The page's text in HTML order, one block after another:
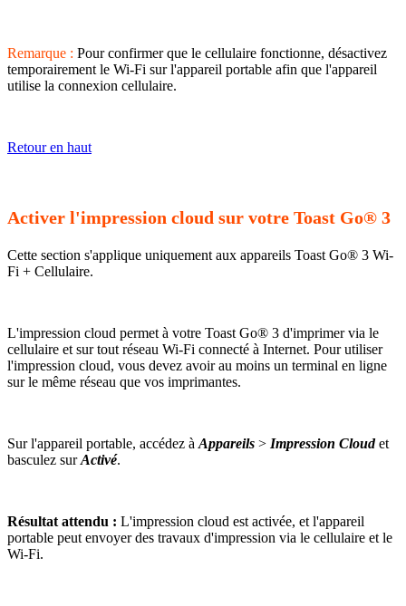
Remarque : Pour confirmer que le cellulaire fonctionne, désactivez
temporairement le Wi-Fi sur l'appareil portable afin que l'appareil
utilise la connexion cellulaire.
Retour en haut
Activer l'impression cloud sur votre Toast Go® 3
Cette section s'applique uniquement aux appareils Toast Go® 3 Wi-
Fi + Cellulaire.
L'impression cloud permet à votre Toast Go® 3 d'imprimer via le
cellulaire et sur tout réseau Wi-Fi connecté à Internet. Pour utiliser
l'impression cloud, vous devez avoir au moins un terminal en ligne
sur le même réseau que vos imprimantes.
Sur l'appareil portable, accédez à Appareils > Impression Cloudet
basculez surActivé.
Résultat attendu : L'impression cloud est activée, et l'appareil
portable peut envoyer des travaux d'impression via le cellulaire et le
Wi-Fi.